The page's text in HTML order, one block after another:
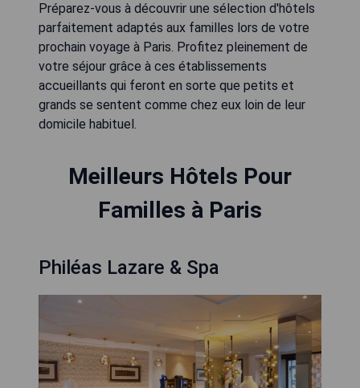
Préparez-vous à découvrir une sélection d'hôtels
parfaitement adaptés aux familles lors de votre
prochain voyage à Paris. Profitez pleinement de
votre séjour grâce à ces établissements
accueillants qui feront en sorte que petits et
grands se sentent comme chez eux loin de leur
domicile habituel.
Meilleurs Hôtels Pour
Familles à Paris
Philéas Lazare & Spa